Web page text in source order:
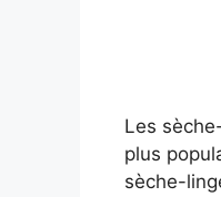
Les
plus
sèche-